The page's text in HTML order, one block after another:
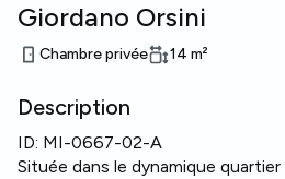
Giordano Orsini
Chambre privée 14 m²
Description
ID: MI-0667-02-A
Située dans le dynamique quartier